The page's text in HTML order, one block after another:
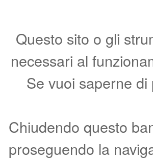
Questo sito o gli
necessari al
Se vuoi saperne
Chiudendo questo
proseguendo la